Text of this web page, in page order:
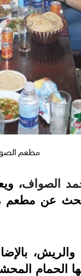
مطعم
،
عن
الحمام